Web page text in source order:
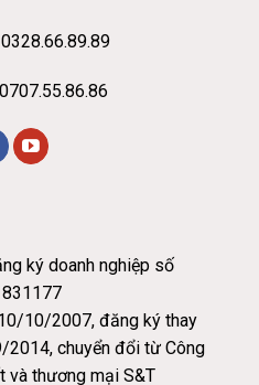
0328.66.89.89
0707.55.86.86
ký doanh nghiệp số
10/2007, đăng ký thay
chuyển đổi từ Công
và thương mại S&T